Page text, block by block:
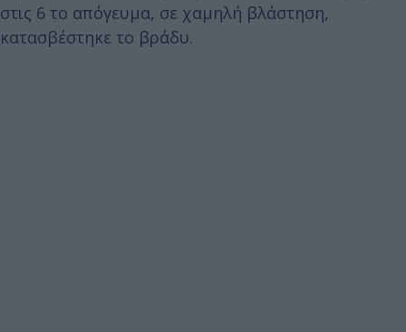
στις 6 το απόγευμα, σε χαμηλή βλάστηση,
κατασβέστηκε το βράδυ.